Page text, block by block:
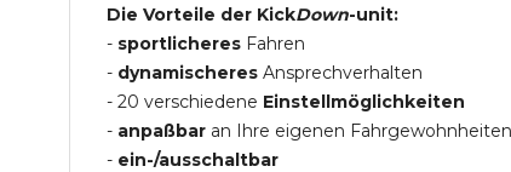
Die Vorteile der KickDown-unit:
- sportlicheres Fahren
- dynamischeres Ansprechverhalten
- 20 verschiedene Einstellmöglichkeiten
- anpaßbar an Ihre eigenen Fahrgewohnheiten
- ein-/ausschaltbar